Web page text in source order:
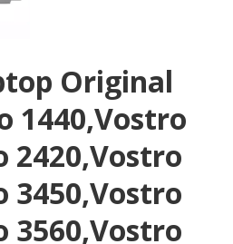
Original
1440,Vostro
2420,Vostro
3450,Vostro
3560,Vostro